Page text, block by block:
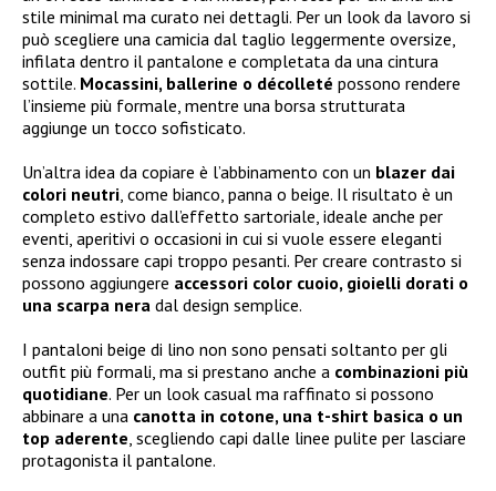
stile minimal ma curato nei dettagli. Per un look da lavoro si
può scegliere una camicia dal taglio leggermente oversize,
infilata dentro il pantalone e completata da una cintura
sottile. Mocassini, ballerine o décolleté possono rendere
l’insieme più formale, mentre una borsa strutturata
aggiunge un tocco sofisticato.
Un’altra idea da copiare è l’abbinamento con un blazer dai
colori neutri , come bianco, panna o beige. Il risultato è un
completo estivo dall’effetto sartoriale, ideale anche per
eventi, aperitivi o occasioni in cui si vuole essere eleganti
senza indossare capi troppo pesanti. Per creare contrasto si
possono aggiungere accessori color cuoio, gioielli dorati o
una scarpa nera dal design semplice.
I pantaloni beige di lino non sono pensati soltanto per gli
outfit più formali, ma si prestano anche a combinazioni più
quotidiane. Per un look casual ma raffinato si possono
abbinare a una canotta in cotone, una t-shirt basica o un
top aderente , scegliendo capi dalle linee pulite per lasciare
protagonista il pantalone.